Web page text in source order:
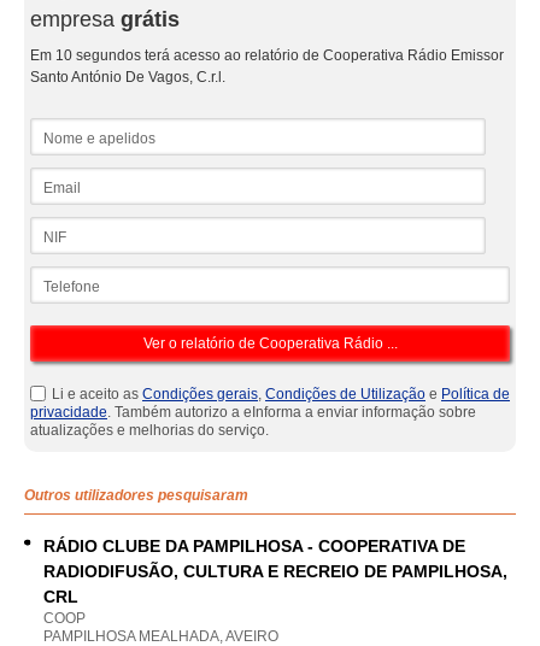
empresa grátis
Em 10 segundos terá acesso ao relatório de Cooperativa Rádio Emissor
Santo António De Vagos, C.r.l.
Li e aceito as Condições gerais, Condições de Utilização e Política de
privacidade. Também autorizo a eInforma a enviar informação sobre
atualizações e melhorias do serviço.
Outros utilizadores pesquisaram
RÁDIO CLUBE DA PAMPILHOSA - COOPERATIVA DE
RADIODIFUSÃO, CULTURA E RECREIO DE PAMPILHOSA,
CRL
COOP
PAMPILHOSA MEALHADA, AVEIRO